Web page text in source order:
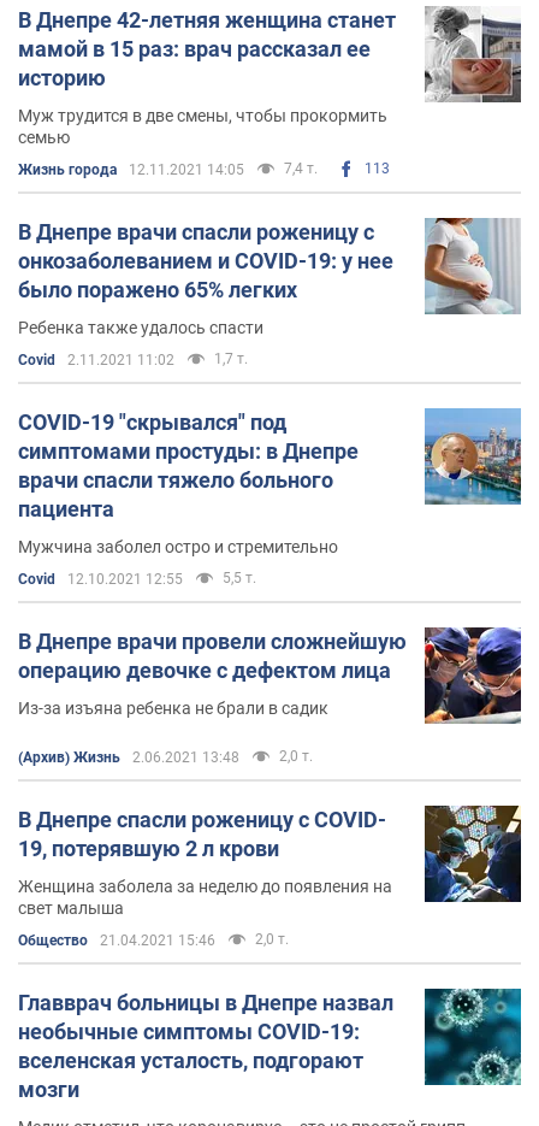
В Днепре 42-летняя женщина станет
мамой в 15 раз: врач рассказал ее
историю
Муж трудится в две смены, чтобы прокормить
семью
Жизнь города 12.11.2021 14:05 7,4 т. 113
В Днепре врачи спасли роженицу с
онкозаболеванием и COVID-19: у нее
было поражено 65% легких
Ребенка также удалось спасти
Covid 2.11.2021 11:02 1,7 т.
COVID-19 "скрывался" под
симптомами простуды: в Днепре
врачи спасли тяжело больного
пациента
Мужчина заболел остро и стремительно
Covid 12.10.2021 12:55 5,5 т.
В Днепре врачи провели сложнейшую
операцию девочке с дефектом лица
Из-за изъяна ребенка не брали в садик
(Архив) Жизнь 2.06.2021 13:48 2,0 т.
В Днепре спасли роженицу с COVID-
19, потерявшую 2 л крови
Женщина заболела за неделю до появления на
свет малыша
Общество 21.04.2021 15:46 2,0 т.
Главврач больницы в Днепре назвал
необычные симптомы COVID-19:
вселенская усталость, подгорают
мозги